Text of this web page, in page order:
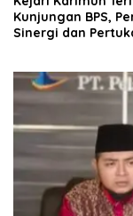
Kunjungan BPS,
Sinergi dan